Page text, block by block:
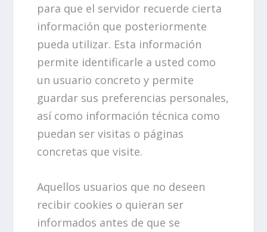
para que el servidor recuerde cierta
información que posteriormente
pueda utilizar. Esta información
permite identificarle a usted como
un usuario concreto y permite
guardar sus preferencias personales,
así como información técnica como
puedan ser visitas o páginas
concretas que visite.
Aquellos usuarios que no deseen
recibir cookies o quieran ser
informados antes de que se